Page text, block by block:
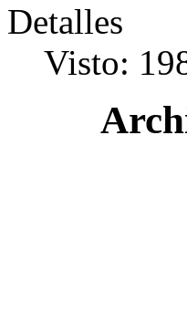
Detalles
Visto: